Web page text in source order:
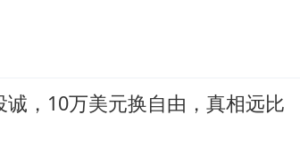
，10万美元换自由，真相远比